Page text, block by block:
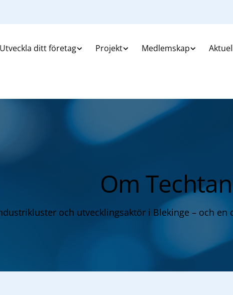
Utveckla ditt företag Projekt Medlemskap
Om
och utvecklingsaktör i Blekinge – och en